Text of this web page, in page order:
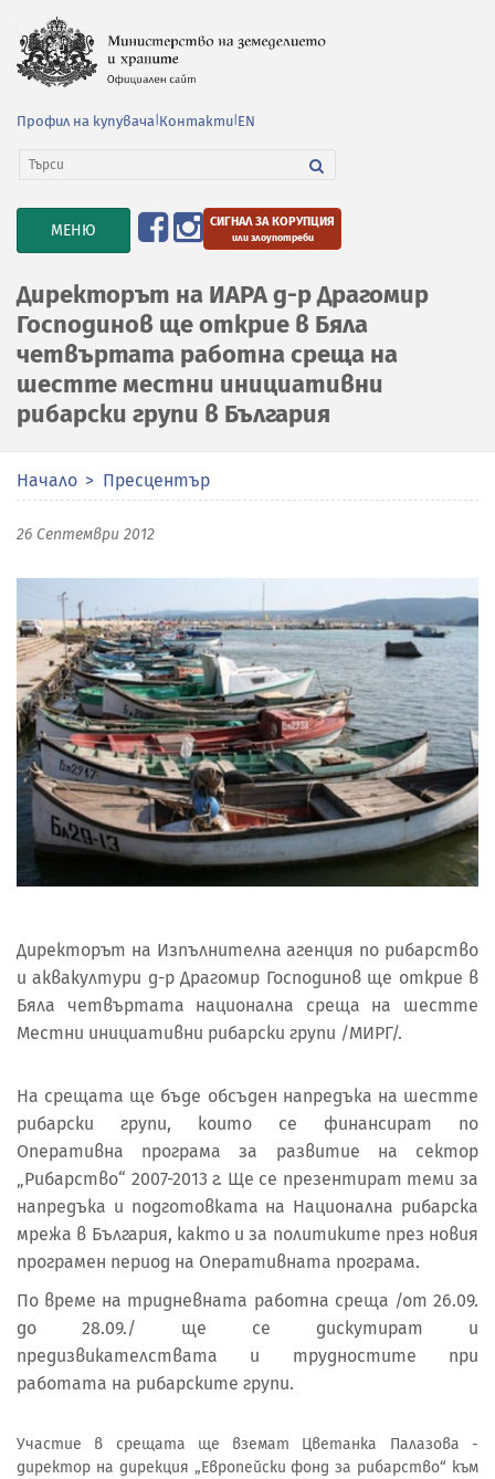
Профил на купувача Контакти EN
TOGGLE
NAVIGATION
МЕНЮ СИГНАЛ ЗА КОРУПЦИЯ
или злоупотреби
Директорът на ИАРА д-р Драгомир
Господинов ще открие в Бяла
четвъртата работна среща на
шестте местни инициативни
рибарски групи в България
Начало Пресцентър
26 Септември 2012
Директорът на Изпълнителна агенция по рибарство
и аквакултури д-р Драгомир Господинов ще открие в
Бяла четвъртата национална среща на шестте
Местни инициативни рибарски групи /МИРГ/.
На срещата ще бъде обсъден напредъка на шестте
рибарски групи, които се финансират по
Оперативна програма за развитие на сектор
„Рибарство“ 2007-2013 г. Ще се презентират теми за
напредъка и подготовката на Национална рибарска
мрежа в България, както и за политиките през новия
програмен период на Оперативната програма.
По време на тридневната работна среща /от 26.09.
до 28.09./ ще се дискутират и
предизвикателствата и трудностите при
работата на рибарските групи.
Участие в срещата ще вземат Цветанка Палазова -
директор на дирекция „Европейски фонд за рибарство“ към